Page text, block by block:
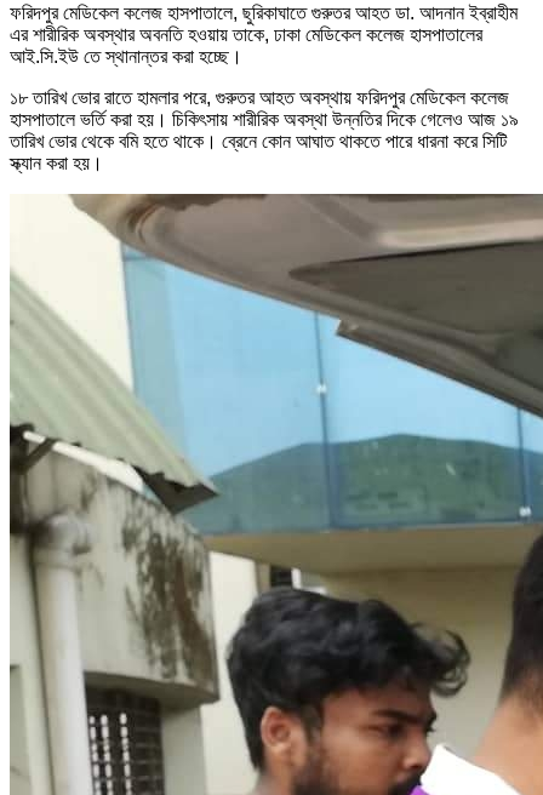
ফরিদপুর মেডিকেল কলেজ হাসপাতালে, ছুরিকাঘাতে গুরুতর আহত ডা. আদনান ইব্রাহীম
এর শারীরিক অবস্থার অবনতি হওয়ায় তাকে, ঢাকা মেডিকেল কলেজ হাসপাতালের
আই.সি.ইউ তে স্থানান্তর করা হচ্ছে।
১৮ তারিখ ভোর রাতে হামলার পরে, গুরুতর আহত অবস্থায় ফরিদপুর মেডিকেল কলেজ
হাসপাতালে ভর্তি করা হয়। চিকিৎসায় শারীরিক অবস্থা উন্নতির দিকে গেলেও আজ ১৯
তারিখ ভোর থেকে বমি হতে থাকে। ব্রেনে কোন আঘাত থাকতে পারে ধারনা করে সিটি
স্ক্যান করা হয়।